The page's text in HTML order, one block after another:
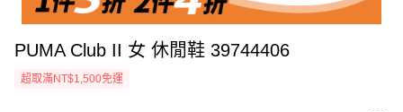
PUMA Club II 女 休閒鞋 39744406
超取滿NT$1,500免運